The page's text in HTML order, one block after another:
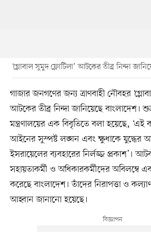
‘গ্লোবাল সুমুদ ফ্লোটিলা’ আটকের তীব্র নিন্দা
গাজার জনগণের জন্য ত্রাণবাহী নৌবহর
আটকের তীব্র নিন্দা জানিয়েছে বাংলাদেশ।
মন্ত্রণালয়ের এক বিবৃতিতে বলা হয়েছে, ‘এই
আইনের সুস্পষ্ট লঙ্ঘন এবং ক্ষুধাকে যুদ্ধের
ইসরায়েলের ব্যবহারের নির্লজ্জ প্রকাশ’।
সহায়তাকর্মী ও অধিকারকর্মীদের অবিলম্বে
করেছে বাংলাদেশ। তাঁদের নিরাপত্তা ও
আহ্বান জানানো হয়েছে।